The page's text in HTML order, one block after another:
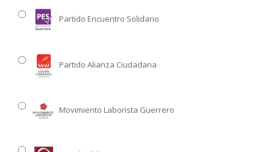
Partido Encuentro Solidario
Partido Alianza Ciudadana
Movimiento Laborista Guerrero